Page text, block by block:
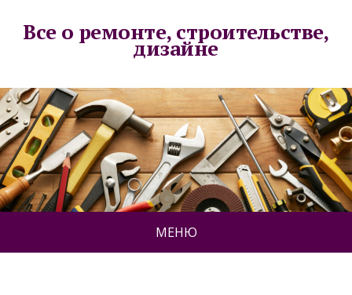
Все о ремонте, строительстве,
дизайне
МЕНЮ